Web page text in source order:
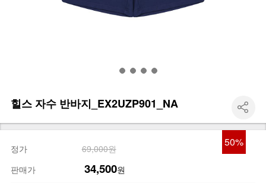
힐스 자수 반바지_EX2UZP901_NA
50%
정가
69,000원
판매가
34,500원